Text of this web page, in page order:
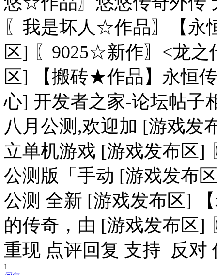
〖我是坏人☆作品〗【永
区] 〖9025☆新作〗<龙之
区] 【搬砖★作品】永恒
心] 开发者之家-论坛帖
八月公测,欢迎加 [游戏发
立单机游戏 [游戏发布区]
公测版「手动 [游戏发布
公测 全新 [游戏发布区]
的传奇，由 [游戏发布区]
重现 点评回复 支持 反对
1